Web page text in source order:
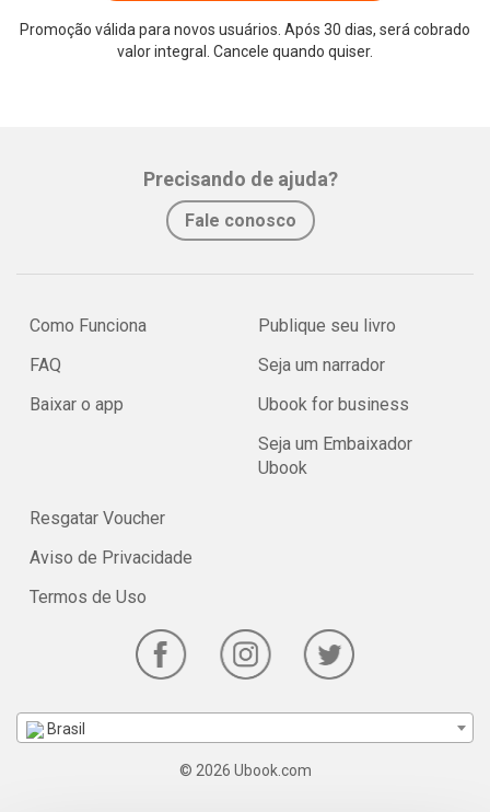
Promoção válida para novos usuários. Após 30 dias, será cobrado
valor integral. Cancele quando quiser.
Precisando de ajuda?
Fale conosco
Como Funciona
FAQ
Baixar o app
Publique seu livro
Seja um narrador
Ubook for business
Seja um Embaixador
Ubook
Resgatar Voucher
Aviso de Privacidade
Termos de Uso
Brasil
© 2026 Ubook.com